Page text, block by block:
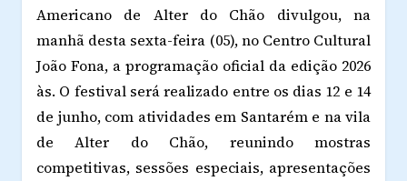
Americano de Alter do Chão divulgou, na
manhã desta sexta-feira (05), no Centro Cultural
João Fona, a programação oficial da edição 2026
às. O festival será realizado entre os dias 12 e 14
de junho, com atividades em Santarém e na vila
de Alter do Chão, reunindo mostras
competitivas, sessões especiais, apresentações